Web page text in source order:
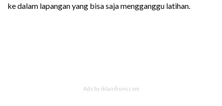
ke dalam lapangan yang bisa saja mengganggu latihan.